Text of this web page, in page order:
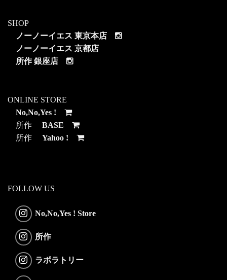
SHOP
ノーノーイエス 東京本店
ノーノーイエス 京都店
所作 銀座店
ONLINE STORE
No,No,Yes !
所作 BASE
所作 Yahoo !
FOLLOW US
No,No,Yes ! Store
所作
ラボラトリー